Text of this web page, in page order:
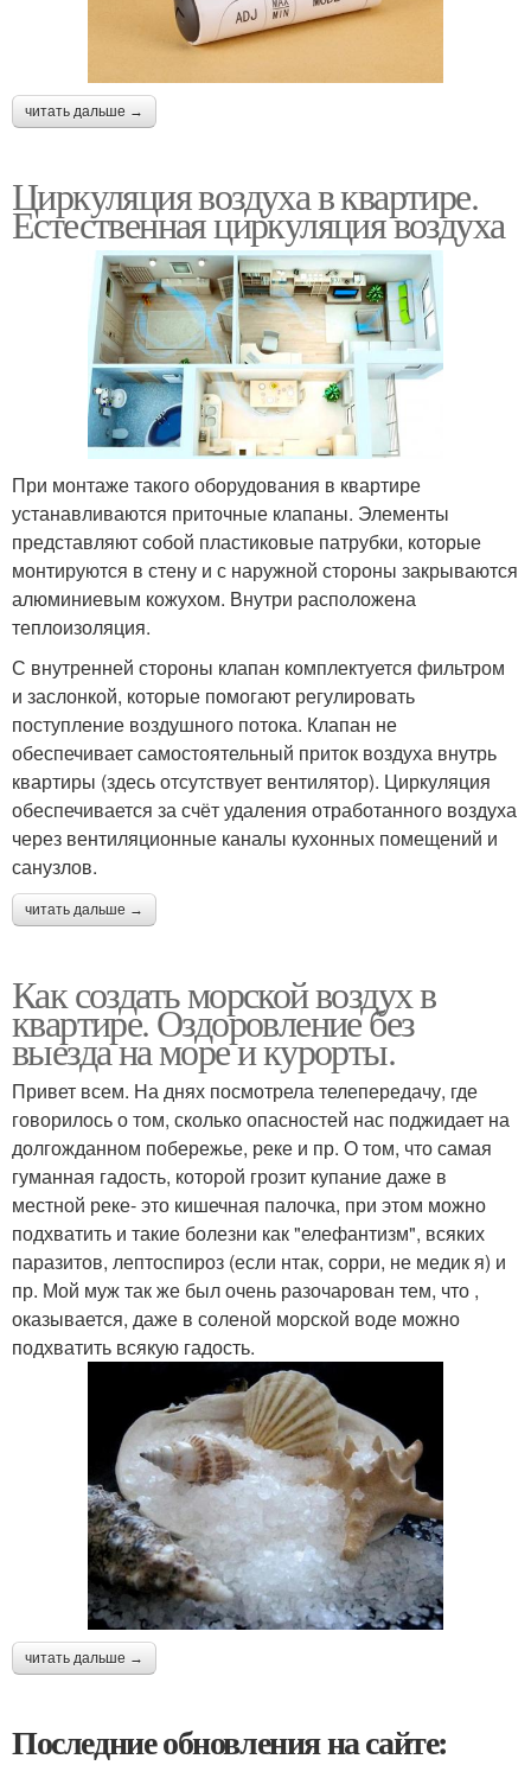
читать дальше →
Циркуляция воздуха в квартире.
Естественная циркуляция воздуха
При монтаже такого оборудования в квартире
устанавливаются приточные клапаны. Элементы
представляют собой пластиковые патрубки, которые
монтируются в стену и с наружной стороны закрываются
алюминиевым кожухом. Внутри расположена
теплоизоляция.
С внутренней стороны клапан комплектуется фильтром
и заслонкой, которые помогают регулировать
поступление воздушного потока. Клапан не
обеспечивает самостоятельный приток воздуха внутрь
квартиры (здесь отсутствует вентилятор). Циркуляция
обеспечивается за счёт удаления отработанного воздуха
через вентиляционные каналы кухонных помещений и
санузлов.
читать дальше →
Как создать морской воздух в
квартире. Оздоровление без
выезда на море и курорты.
Привет всем. На днях посмотрела телепередачу, где
говорилось о том, сколько опасностей нас поджидает на
долгожданном побережье, реке и пр. О том, что самая
гуманная гадость, которой грозит купание даже в
местной реке- это кишечная палочка, при этом можно
подхватить и такие болезни как "елефантизм", всяких
паразитов, лептоспироз (если нтак, сорри, не медик я) и
пр. Мой муж так же был очень разочарован тем, что ,
оказывается, даже в соленой морской воде можно
подхватить всякую гадость.
читать дальше →
Последние обновления на сайте: